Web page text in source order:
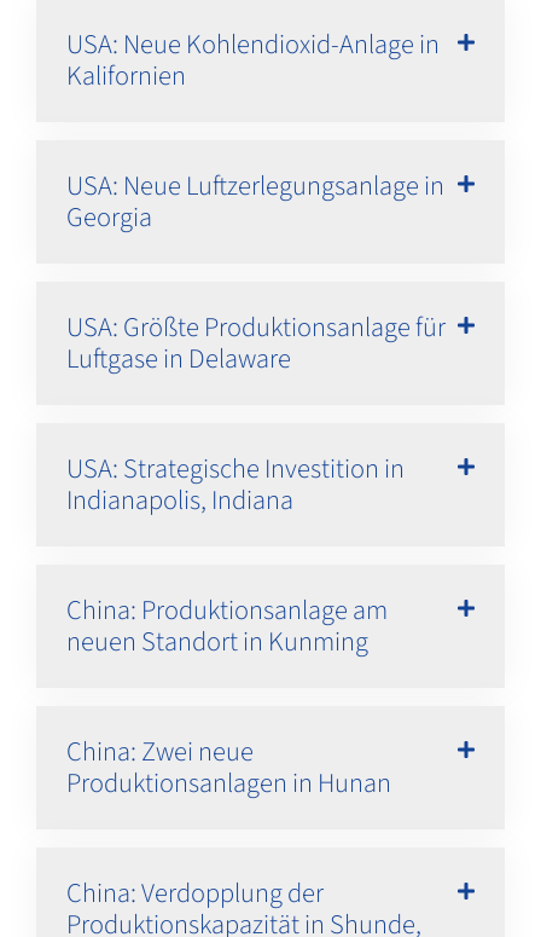
USA: Neue Kohlendioxid-Anlage in
Kalifornien
USA: Neue Luftzerlegungsanlage in
Georgia
USA: Größte Produktionsanlage für
Luftgase in Delaware
USA: Strategische Investition in
Indianapolis, Indiana
China: Produktionsanlage am
neuen Standort in Kunming
China: Zwei neue
Produktionsanlagen in Hunan
China: Verdopplung der
Produktionskapazität in Shunde,